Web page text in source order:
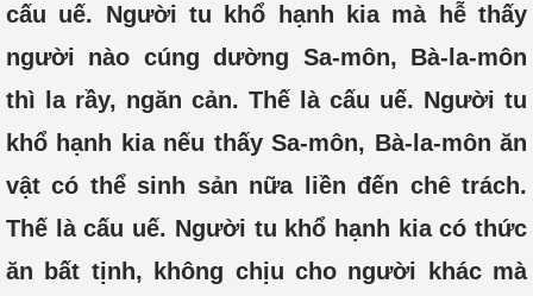
cấu uế. Người tu khổ hạnh kia mà hễ thấy
người nào cúng dường Sa-môn, Bà-la-môn
thì la rầy, ngăn cản. Thế là cấu uế. Người tu
khổ hạnh kia nếu thấy Sa-môn, Bà-la-môn ăn
vật có thể sinh sản nữa liền đến chê trách.
Thế là cấu uế. Người tu khổ hạnh kia có thức
ăn bất tịnh, không chịu cho người khác mà